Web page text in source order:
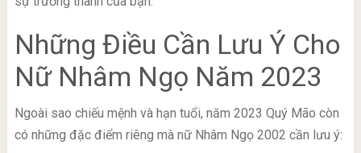
Những Điều Cần Lưu Ý Cho
Nữ Nhâm Ngọ Năm 2023
Ngoài sao chiếu mệnh và hạn tuổi, năm 2023 Quý Mão còn
có những đặc điểm riêng mà nữ Nhâm Ngọ 2002 cần lưu ý: